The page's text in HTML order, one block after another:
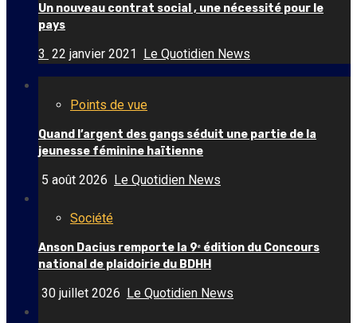
Un nouveau contrat social , une nécessité pour le
pays
3 22 janvier 2021 Le Quotidien News
Points de vue
Quand l’argent des gangs séduit une partie de la
jeunesse féminine haïtienne
5 août 2026 Le Quotidien News
Société
Anson Dacius remporte la 9ᵉ édition du Concours
national de plaidoirie du BDHH
30 juillet 2026 Le Quotidien News